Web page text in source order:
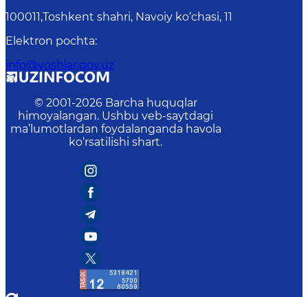
100011,Toshkent shahri, Navoiy ko‘chasi, 11
Elektron pochta:
info@yoshlar.gov.uz
© 2001-2026 Barcha huquqlar
himoyalangan. Ushbu veb-saytdagi
ma’lumotlardan foydalanganda havola
ko‘rsatilishi shart.